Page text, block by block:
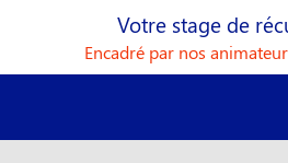
Votre stage de
Encadré par nos